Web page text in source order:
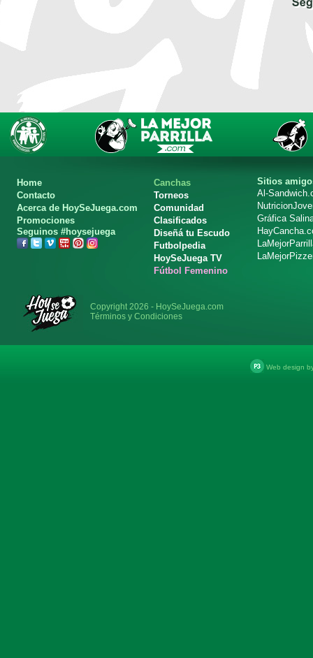
Home
Contacto
Acerca de HoySeJuega.com
Promociones
Seguinos #hoysejuega
Canchas
Torneos
Comunidad
Clasificados
Diseñá tu Escudo
Futbolpedia
HoySeJuega TV
Fútbol Femenino
Sitios
Al-
Gráfica
Copyright 2026 - HoySeJuega.com
Términos y Condiciones
Web design